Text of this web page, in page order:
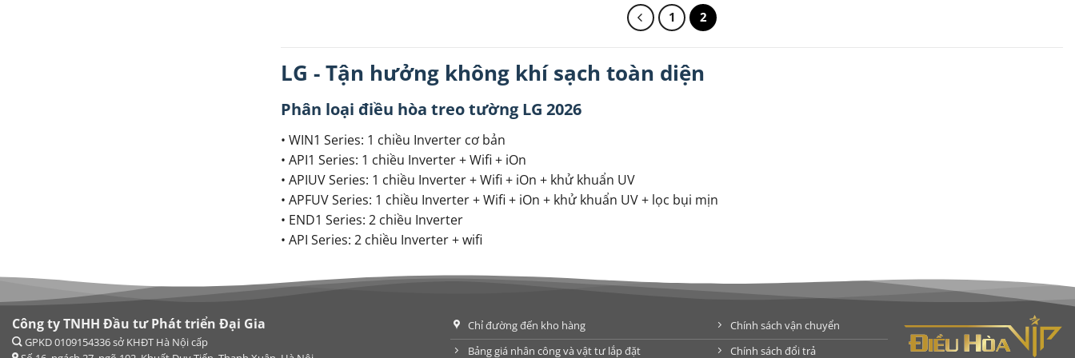
1 2
LG - Tận hưởng không khí sạch toàn diện
Phân loại điều hòa treo tường LG 2026
• WIN1 Series: 1 chiều Inverter cơ bản
• API1 Series: 1 chiều Inverter + Wifi + iOn
• APIUV Series: 1 chiều Inverter + Wifi + iOn + khử khuẩn UV
• APFUV Series: 1 chiều Inverter + Wifi + iOn + khử khuẩn UV + lọc bụi mịn
• END1 Series: 2 chiều Inverter
• API Series: 2 chiều Inverter + wifi
Công ty TNHH Đầu tư Phát triển Đại Gia
Chỉ đường đến kho hàng
Bảng giá nhân công và vật tư lắp đặt
Chính sách vận chuyển
Chính sách đổi trả